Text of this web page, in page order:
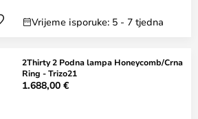
Vrijeme isporuke: 5 - 7 tjedna
2Thirty 2 Podna lampa Honeycomb/Crna
Ring - Trizo21
1.688,00 €